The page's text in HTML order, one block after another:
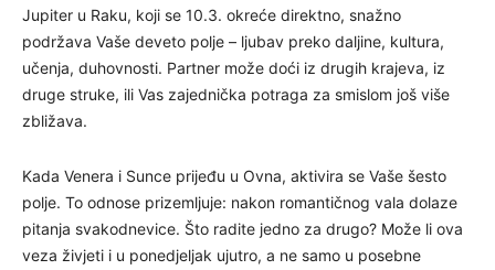
Jupiter u Raku, koji se 10.3. okreće direktno, snažno
podržava Vaše deveto polje – ljubav preko daljine, kultura,
učenja, duhovnosti. Partner može doći iz drugih krajeva, iz
druge struke, ili Vas zajednička potraga za smislom još više
zbližava.
Kada Venera i Sunce prijeđu u Ovna, aktivira se Vaše šesto
polje. To odnose prizemljuje: nakon romantičnog vala dolaze
pitanja svakodnevice. Što radite jedno za drugo? Može li ova
veza živjeti i u ponedjeljak ujutro, a ne samo u posebne